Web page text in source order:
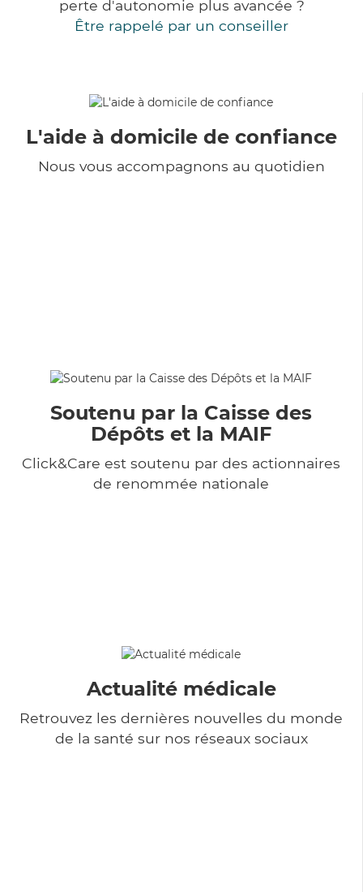
perte d'autonomie plus avancée ?
Être rappelé par un conseiller
L'aide à domicile de confiance
Nous vous accompagnons au quotidien
Soutenu par la Caisse des
Dépôts et la MAIF
Click&Care est soutenu par des actionnaires
de renommée nationale
Actualité médicale
Retrouvez les dernières nouvelles du monde
de la santé sur nos réseaux sociaux